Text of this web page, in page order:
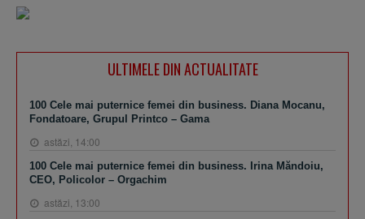
ULTIMELE DIN ACTUALITATE
100 Cele mai puternice femei din business. Diana Mocanu,
Fondatoare, Grupul Printco – Gama
astăzi, 14:00
100 Cele mai puternice femei din business. Irina Măndoiu,
CEO, Policolor – Orgachim
astăzi, 13:00